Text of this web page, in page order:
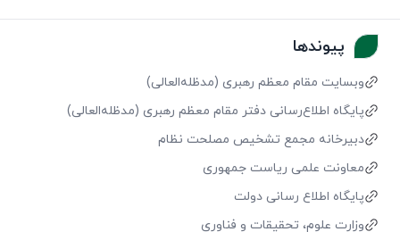
پیوندها
وبسایت مقام معظم رهبری (مد‌ظله‌العالی)
پایگاه اطلاع‌رسانی دفتر مقام معظم رهبری (مد‌ظله‌العالی)
دبیرخانه مجمع تشخیص مصلحت نظام
معاونت علمی ریاست جمهوری
پایگاه اطلاع رسانی دولت
وزارت علوم، تحقیقات و فناوری